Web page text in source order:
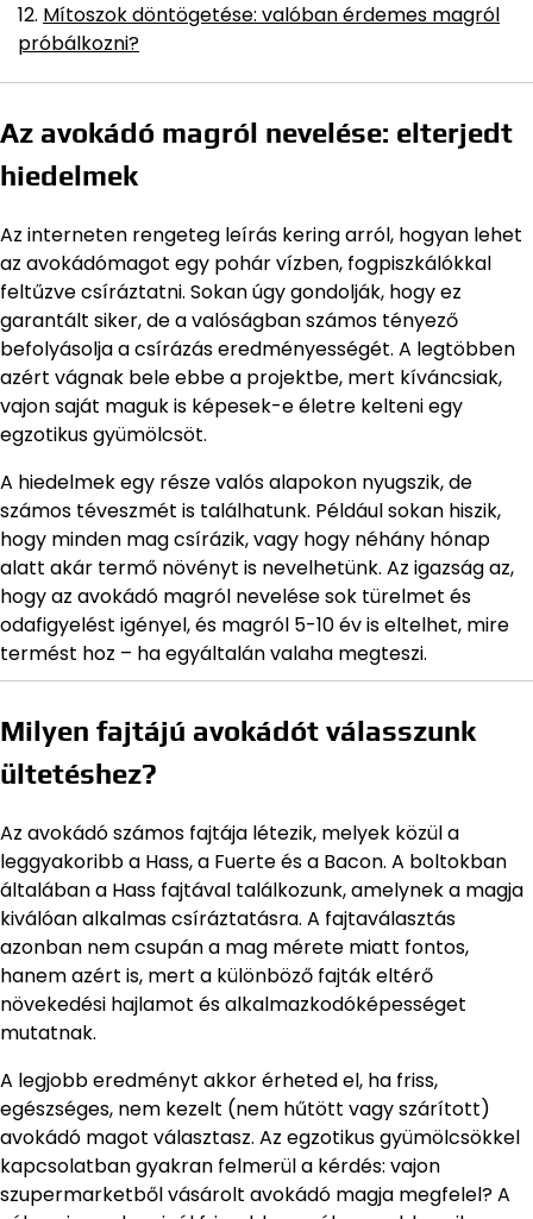
Mítoszok döntögetése: valóban érdemes magról
próbálkozni?
Az avokádó magról nevelése: elterjedt
hiedelmek
Az interneten rengeteg leírás kering arról, hogyan lehet
az avokádómagot egy pohár vízben, fogpiszkálókkal
feltűzve csíráztatni. Sokan úgy gondolják, hogy ez
garantált siker, de a valóságban számos tényező
befolyásolja a csírázás eredményességét. A legtöbben
azért vágnak bele ebbe a projektbe, mert kíváncsiak,
vajon saját maguk is képesek-e életre kelteni egy
egzotikus gyümölcsöt.
A hiedelmek egy része valós alapokon nyugszik, de
számos téveszmét is találhatunk. Például sokan hiszik,
hogy minden mag csírázik, vagy hogy néhány hónap
alatt akár termő növényt is nevelhetünk. Az igazság az,
hogy az avokádó magról nevelése sok türelmet és
odafigyelést igényel, és magról 5-10 év is eltelhet, mire
termést hoz – ha egyáltalán valaha megteszi.
Milyen fajtájú avokádót válasszunk
ültetéshez?
Az avokádó számos fajtája létezik, melyek közül a
leggyakoribb a Hass, a Fuerte és a Bacon. A boltokban
általában a Hass fajtával találkozunk, amelynek a magja
kiválóan alkalmas csíráztatásra. A fajtaválasztás
azonban nem csupán a mag mérete miatt fontos,
hanem azért is, mert a különböző fajták eltérő
növekedési hajlamot és alkalmazkodóképességet
mutatnak.
A legjobb eredményt akkor érheted el, ha friss,
egészséges, nem kezelt (nem hűtött vagy szárított)
avokádó magot választasz. Az egzotikus gyümölcsökkel
kapcsolatban gyakran felmerül a kérdés: vajon
szupermarketből vásárolt avokádó magja megfelel? A